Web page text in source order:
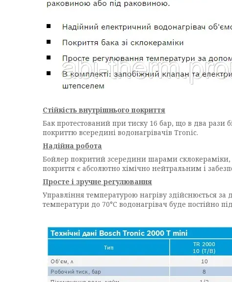
Стійкість внутрішнього покриття
Бак протестований при тиску 16 бар, що в два рази
покриттю всередині водонагрівачів Tronic.
Надійна робота
Бойлер покритий зсередини шарами склокераміки,
покриття є абсолютно хімічно нейтральним і
Просте і зручне регулювання
Управління температурою нагріву здійснюється
температури до 70°С водонагрівач буде постійно